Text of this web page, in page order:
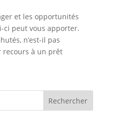
et les opportunités
ci peut vous apporter.
n’est-il pas
recours à un prêt